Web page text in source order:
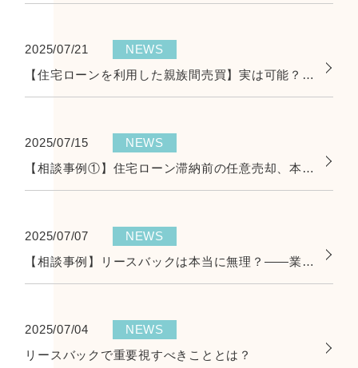
2025/07/21
NEWS
【住宅ローンを利用した親族間売買】実は可能？その注意点と成功事例
2025/07/15
NEWS
【相談事例①】住宅ローン滞納前の任意売却、本当にすべき？
2025/07/07
NEWS
【相談事例】リースバックは本当に無理？——業者の説明不足で諦めたケース
2025/07/04
NEWS
リースバックで重要視すべきこととは？